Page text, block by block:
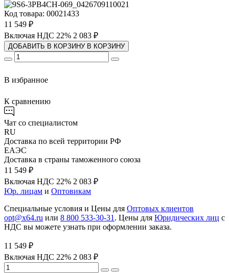
Код товара: 00021433
11 549 ₽
Включая НДС 22% 2 083 ₽
ДОБАВИТЬ В КОРЗИНУ В КОРЗИНУ
В избранное
К сравнению
Чат со специалистом
RU
Доставка по всей территории РФ
ЕАЭС
Доставка в страны таможенного союза
11 549 ₽
Включая НДС 22% 2 083 ₽
Юр. лицам и Оптовикам
Специальные условия и Цены для Оптовых клиентов
opt@x64.ru или 8 800 533-30-31 . Цены для Юридических лиц с
НДС вы можете узнать при оформлении заказа.
11 549 ₽
Включая НДС 22% 2 083 ₽